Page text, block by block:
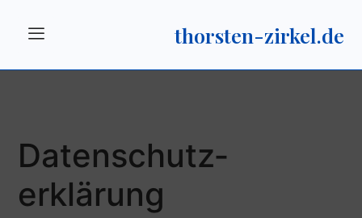
thorsten-zirkel.de
Datenschutz­
erklärung